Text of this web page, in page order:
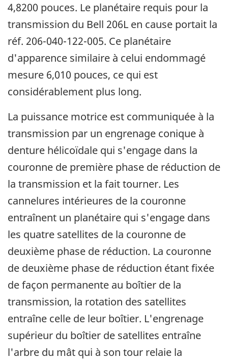
4,8200 pouces. Le planétaire requis pour la
transmission du Bell 206L en cause portait la
réf. 206-040-122-005. Ce planétaire
d'apparence similaire à celui endommagé
mesure 6,010 pouces, ce qui est
considérablement plus long.
La puissance motrice est communiquée à la
transmission par un engrenage conique à
denture hélicoïdale qui s'engage dans la
couronne de première phase de réduction de
la transmission et la fait tourner. Les
cannelures intérieures de la couronne
entraînent un planétaire qui s'engage dans
les quatre satellites de la couronne de
deuxième phase de réduction. La couronne
de deuxième phase de réduction étant fixée
de façon permanente au boîtier de la
transmission, la rotation des satellites
entraîne celle de leur boîtier. L'engrenage
supérieur du boîtier de satellites entraîne
l'arbre du mât qui à son tour relaie la